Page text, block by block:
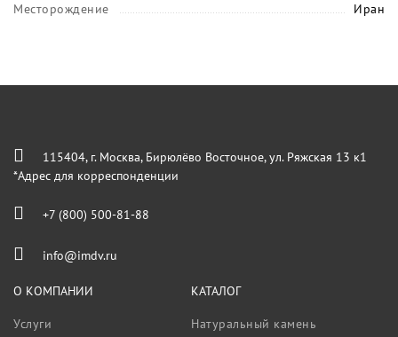
Месторождение
Иран
115404, г. Москва, Бирюлёво Восточное, ул. Ряжская 13 к1
*Адрес для корреспонденции
+7 (800) 500-81-88
info@imdv.ru
О КОМПАНИИ
Услуги
КАТАЛОГ
Натуральный камень